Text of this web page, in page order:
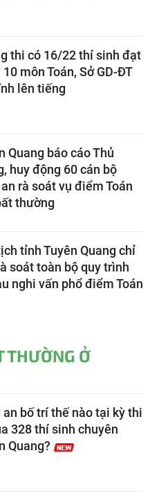
thi có 16/22 thí sinh đạt
môn Toán, Sở GD-ĐT
lên tiếng
Quang báo cáo Thủ
huy động 60 cán bộ
rà soát vụ điểm Toán
thường
tỉnh Tuyên Quang chỉ
soát toàn bộ quy trình
nghi vấn phổ điểm Toán
THƯỜNG Ở
an bố trí thế nào tại kỳ thi
328 thí sinh chuyên
Quang?